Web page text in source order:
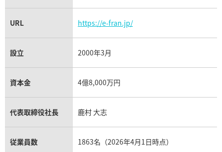
URL https://e-fran.jp/
設立 2000年3月
資本金 4億8,000万円
代表取締役社長 鹿村 大志
従業員数 1863名（2026年4月1日時点）